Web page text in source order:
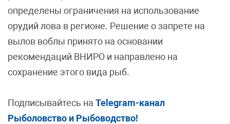
определены ограничения на использование
орудий лова в регионе. Решение о запрете на
вылов воблы принято на основании
рекомендаций ВНИРО и направлено на
сохранение этого вида рыб.
Подписывайтесь на Telegram-канал
Рыболовство и Рыбоводство!